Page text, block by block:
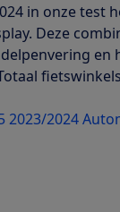
in onze test
Deze
2023/2024